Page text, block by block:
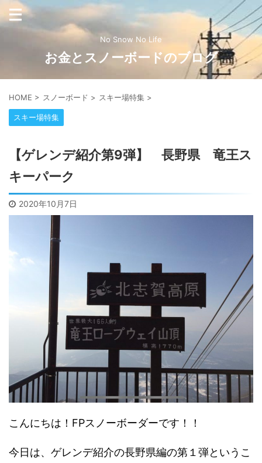
No Snow No Life
お金とスノーボードのブログ
HOME > スノーボード > スキー場特集 >
スキー場特集
【ゲレンデ紹介第9弾】 長野県 竜王ス
キーパーク
2020年10月7日
こんにちは！FPスノーボーダーです！！
今日は、ゲレンデ紹介の長野県編の第１弾というこ